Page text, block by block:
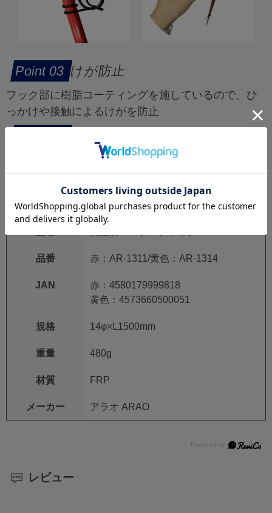
けが防止
フック部に樹脂コーティングを施しているので、ひ
っかけや接触によるけがを防止
無垢のFRP製なので、鉄製と比べたわみが少ないの
も特長です
【仕様】
品番 赤：AR-1311/黄色：AR-1314
JAN
赤：4580179999818
黄色：4573660500051
規格 14φ×L1500mm
重量 480g
材質 FRP
メーカー アラオ ARAO
レビュー